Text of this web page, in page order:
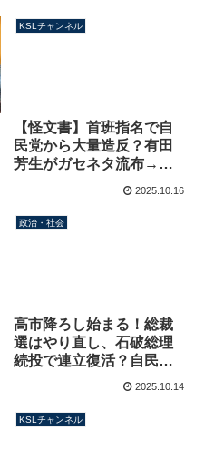
い」【KSLチャンネル】
KSLチャンネル
【怪文書】首班指名で自
民党から大量造反？有田
芳生がガセネタ流布→名
有田以外から情報出てい
ない説【KSLチャンネ
2025.10.16
政治・社会
高市降ろし始まる！総裁
選はやり直し、石破総理
続投で連立復活？自民党
を裏切り公明党に泣きつ
【KSLチャンネル】
2025.10.14
KSLチャンネル